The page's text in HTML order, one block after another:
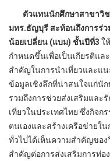
ตัวแทนนักศึกษาสาขาวิช
มทร.ธัญบุรี สะท้อนถึงการร่
น้อยเปลี่ยน (แบม) ชั้นปีที่3 ใ
กำหนดขึ้นเพื่อเป็นเกียรติแ
สำคัญในการนำเที่ยวและแ
ข้อมูลเชิงลึกที่น่าสนใจแก่นัก
รวมถึงการช่วยส่งเสริมแล
เที่ยวในประเทศไทย ซึ่งกิจ
ตนเองและสร้างเครือข่ายใ
ทั่วไปได้เห็นความสำคัญขอ
สำคัญต่อการส่งเสริมการท่อ